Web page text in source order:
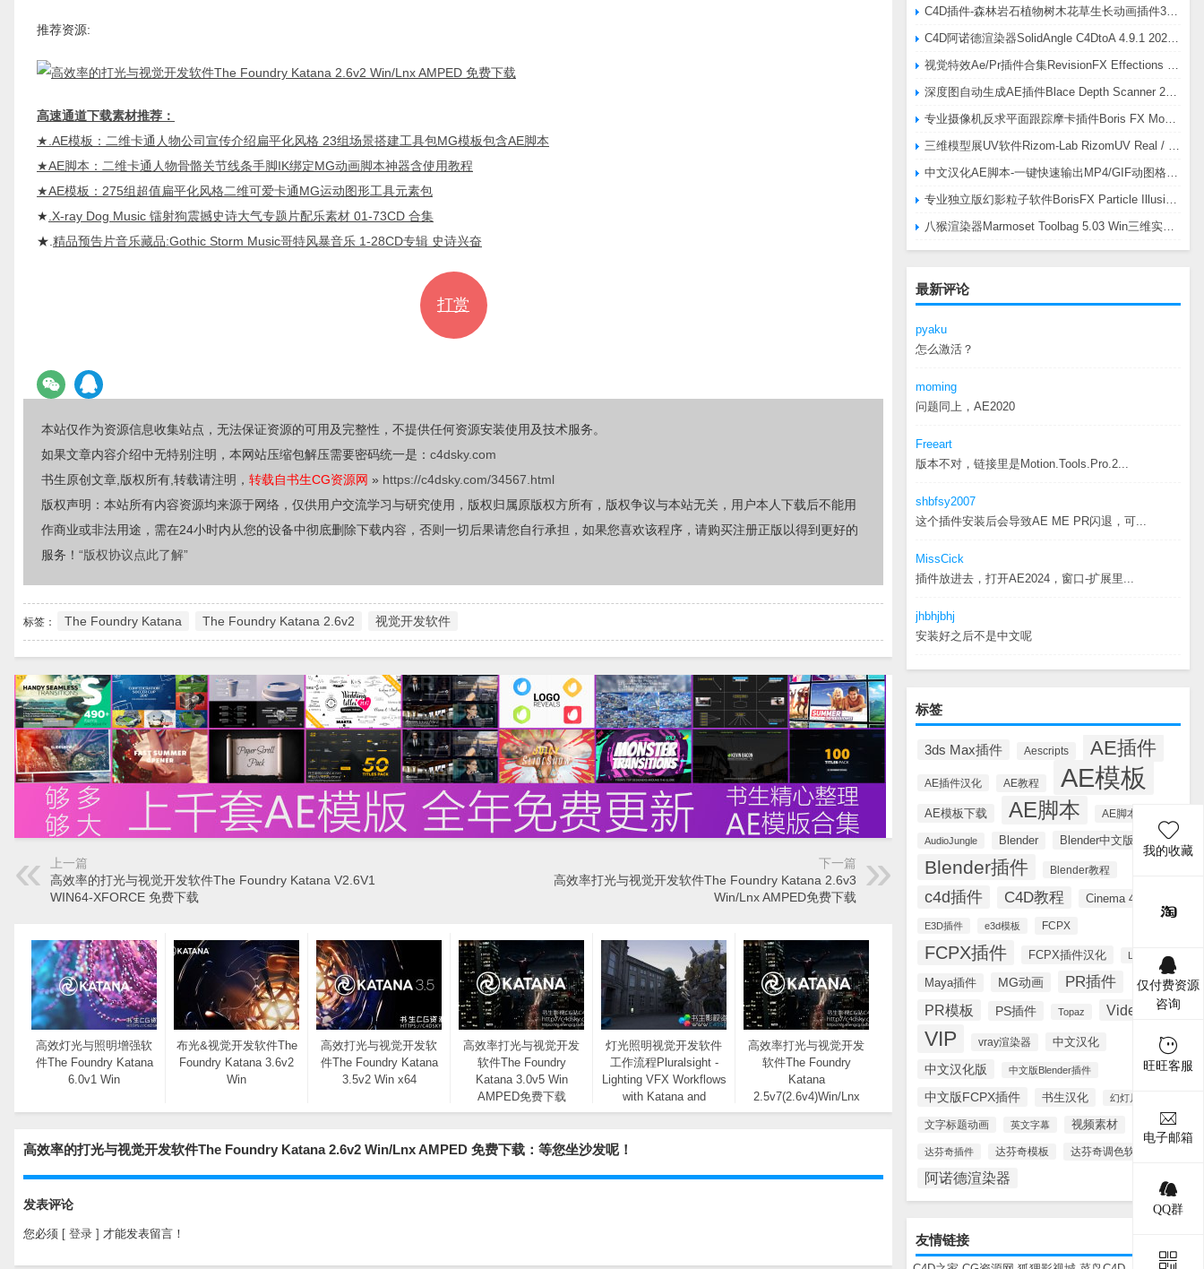
最新评论
pyaku
怎么激活？
moming
问题同上，AE2020
Freeart
版本不对，链接里是Motion.Tools.Pro.2...
shbfsy2007
这个插件安装后会导致AE ME PR闪退，可...
MissCick
插件放进去，打开AE2024，窗口-扩展里...
jhbhjbhj
安装好之后不是中文呢
标签
3ds Max插件 Aescripts AE插件
AE插件汉化 AE教程 AE模板
AE模板下载 AE脚本 AE脚本汉化
AudioJungle Blender Blender中文版插件
Blender插件 Blender教程
c4d插件 C4D教程 Cinema 4D
E3D插件 e3d模板 FCPX
FCPX插件 FCPX插件汉化 Lynda
Maya插件 MG动画 PR插件
PR模板 PS插件 Topaz Videohive
VIP vray渲染器 中文汉化
中文汉化版 中文版Blender插件
中文版FCPX插件 书生汉化 幻灯片模板
文字标题动画 英文字幕 视频素材
达芬奇插件 达芬奇模板 达芬奇调色软件
阿诺德渲染器
友情链接
推荐资源:
高速通道下载素材推荐：
★ AE模板：二维卡通人物公司宣传介绍扁平化风格 23组场景搭建工具包MG模板包含AE脚本
★AE脚本：二维卡通人物骨骼关节线条手脚IK绑定MG动画脚本神器含使用教程
★AE模板：275组超值扁平化风格二维可爱卡通MG运动图形工具元素包
★ .X-ray Dog Music 镭射狗震撼史诗大气专题片配乐素材 01-73CD 合集
★. 精品预告片音乐藏品:Gothic Storm Music哥特风暴音乐 1-28CD专辑 史诗兴奋
打赏
本站仅作为资源信息收集站点，无法保证资源的可用及完整性，不提供任何资源安装使用及技术服务。
如果文章内容介绍中无特别注明，本网站压缩包解压需要密码统一是： c4dsky.com
书生原创文章,版权所有,转载请注明， 转载自书生CG资源网 » https://c4dsky.com/34567.html
版权声明：本站所有内容资源均来源于网络，仅供用户交流学习与研究使用，版权归属原版权方所有，版权争议与本站无关，用户本人下载后不能用
作商业或非法用途，需在24小时内从您的设备中彻底删除下载内容，否则一切后果请您自行承担，如果您喜欢该程序，请购买注册正版以得到更好的
服务！ “版权协议点此了解”
标签： The Foundry Katana The Foundry Katana 2.6v2 视觉开发软件
上一篇
高效率的打光与视觉开发软件The Foundry Katana V2.6V1
WIN64-XFORCE 免费下载
下一篇
高效率打光与视觉开发软件The Foundry Katana 2.6v3
Win/Lnx AMPED免费下载
高效灯光与照明增强软
件The Foundry Katana
6.0v1 Win
布光&视觉开发软件The
Foundry Katana 3.6v2
Win
高效打光与视觉开发软
件The Foundry Katana
3.5v2 Win x64
高效率打光与视觉开发
软件The Foundry
Katana 3.0v5 Win
AMPED免费下载
灯光照明视觉开发软件
工作流程Pluralsight -
Lighting VFX Workflows
with Katana and
RenderMan 免费下载
高效率打光与视觉开发
软件The Foundry
Katana
2.5v7(2.6v4)Win/Lnx
AMPED免费下载
高效率的打光与视觉开发软件The Foundry Katana 2.6v2 Win/Lnx AMPED 免费下载：等您坐沙发呢！
发表评论
您必须 [ 登录 ] 才能发表留言！
我的收藏
仅付费资源
咨询
旺旺客服
电子邮箱
QQ群